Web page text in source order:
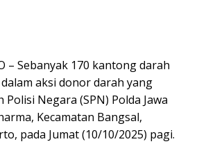
– Sebanyak 170 kantong darah
aksi donor darah yang
Negara (SPN) Polda Jawa
Kecamatan Bangsal,
pada Jumat (10/10/2025) pagi.